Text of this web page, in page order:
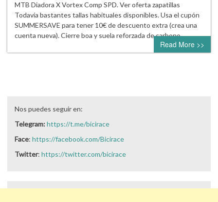
MTB Diadora X Vortex Comp SPD. Ver oferta zapatillas
Todavía bastantes tallas habituales disponibles. Usa el cupón
SUMMERSAVE para tener 10€ de descuento extra (crea una
cuenta nueva). Cierre boa y suela reforzada de carbono.
Read More >>
Nos puedes seguir en:
Telegram:https://t.me/bicirace
Face: https://facebook.com/Bicirace
Twitter: https://twitter.com/bicirace